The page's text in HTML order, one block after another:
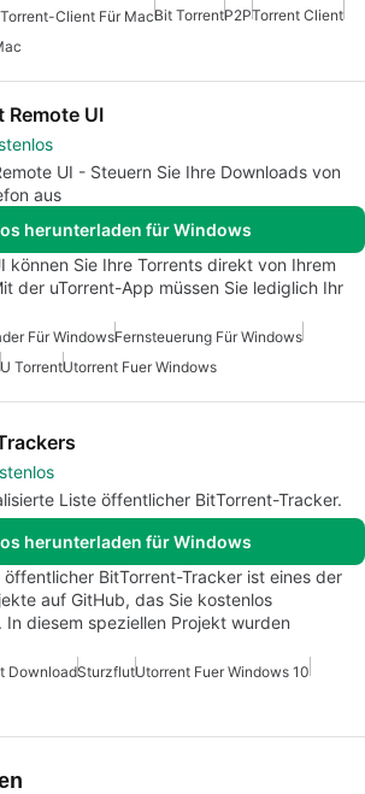
Client Für MacBit TorrentP2PTorrent Client
Remote UI
UI - Steuern Sie Ihre Downloads von
aus
herunterladen für Windows
können Sie Ihre Torrents direkt von Ihrem
der uTorrent-App müssen Sie lediglich Ihr
Für WindowsFernsteuerung Für Windows
U TorrentUtorrent Fuer Windows
Liste öffentlicher BitTorrent-Tracker.
herunterladen für Windows
öffentlicher BitTorrent-Tracker ist eines der
auf GitHub, das Sie kostenlos
In diesem speziellen Projekt wurden
DownloadSturzflutUtorrent Fuer Windows 10